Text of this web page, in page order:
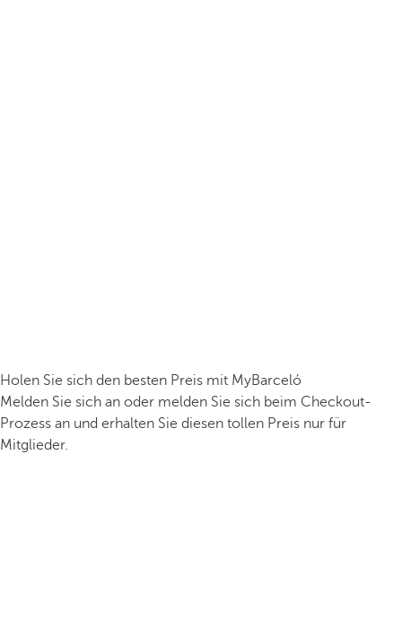
Holen Sie sich den besten Preis mit MyBarceló
Melden Sie sich an oder melden Sie sich beim Checkout-
Prozess an und erhalten Sie diesen tollen Preis nur für
Mitglieder.